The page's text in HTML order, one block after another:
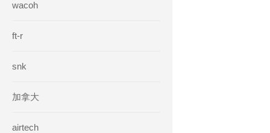
wacoh
ft-r
snk
加拿大
airtech